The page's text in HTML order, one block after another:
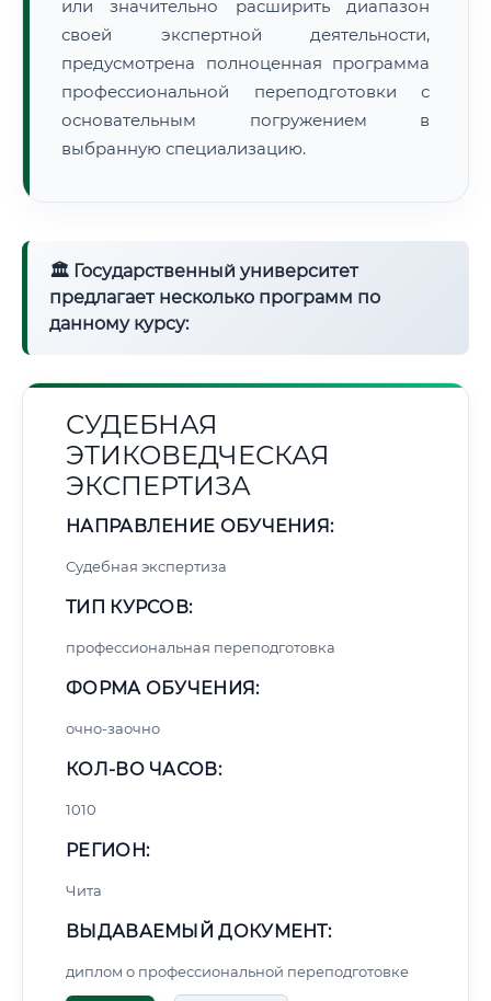
или значительно расширить диапазон
своей экспертной деятельности,
предусмотрена полноценная программа
профессиональной переподготовки с
основательным погружением в
выбранную специализацию.
🏛 Государственный университет
предлагает несколько программ по
данному курсу:
СУДЕБНАЯ
ЭТИКОВЕДЧЕСКАЯ
ЭКСПЕРТИЗА
НАПРАВЛЕНИЕ ОБУЧЕНИЯ:
Судебная экспертиза
ТИП КУРСОВ:
профессиональная переподготовка
ФОРМА ОБУЧЕНИЯ:
очно-заочно
КОЛ-ВО ЧАСОВ:
1010
РЕГИОН:
Чита
ВЫДАВАЕМЫЙ ДОКУМЕНТ:
диплом о профессиональной переподготовке